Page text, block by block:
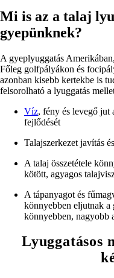
Mi is az a talaj
gyepünknek?
A gyeplyuggatás
Főleg golfpályákon és
azonban kisebb kertekbe is
felsorolható a lyuggatás
Víz, fény és levegő jut
fejlődését
Talajszerkezet javítás
A talaj összetétele
kötött, agyagos
A tápanyagot és
könnyebben eljutnak a
könnyebben, nagyobb
Lyuggatásos